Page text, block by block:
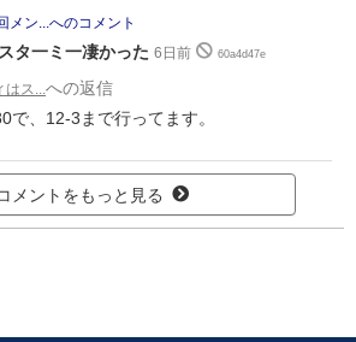
メン...へのコメント
タ一ミ一凄かった 6日前 60a4d47e
はス...への返信
で、12-3まで行ってます。
メントをもっと見る